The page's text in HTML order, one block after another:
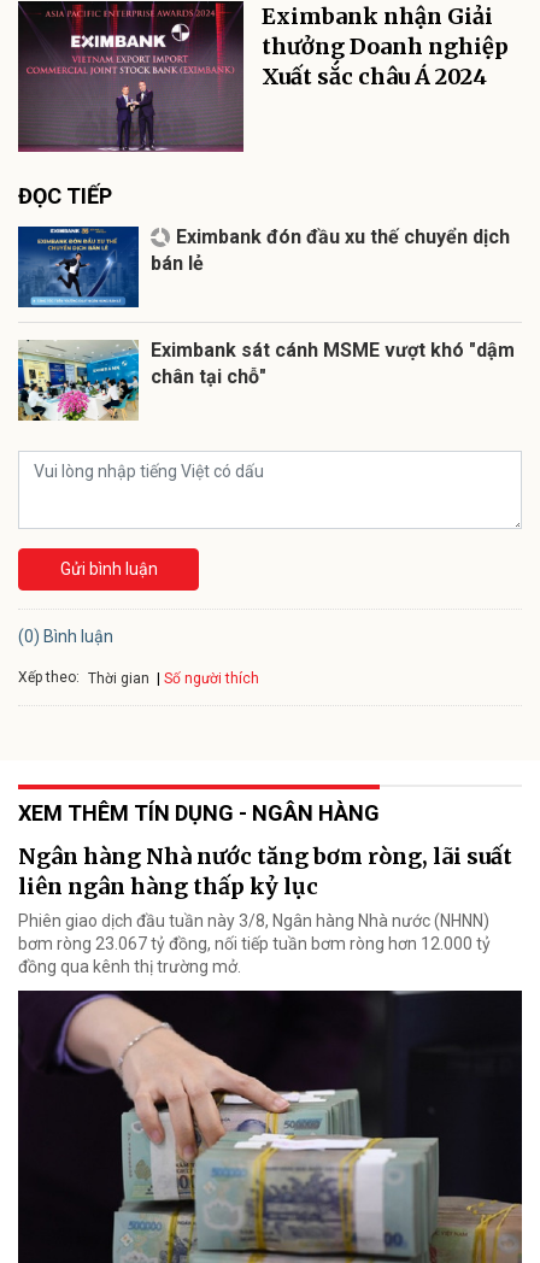
Eximbank nhận Giải
thưởng Doanh nghiệp
Xuất sắc châu Á 2024
ĐỌC TIẾP
Eximbank đón đầu xu thế chuyển dịch
bán lẻ
Eximbank sát cánh MSME vượt khó "dậm
chân tại chỗ"
Gửi bình luận
(0) Bình luận
Xếp theo: Thời gian Số người thích
XEM THÊM TÍN DỤNG - NGÂN HÀNG
Ngân hàng Nhà nước tăng bơm ròng, lãi suất
liên ngân hàng thấp kỷ lục
Phiên giao dịch đầu tuần này 3/8, Ngân hàng Nhà nước (NHNN)
bơm ròng 23.067 tỷ đồng, nối tiếp tuần bơm ròng hơn 12.000 tỷ
đồng qua kênh thị trường mở.